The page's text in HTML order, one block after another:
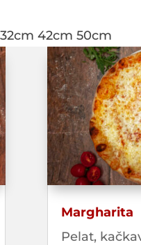
42cm 50cm
Margharita
Pelat,